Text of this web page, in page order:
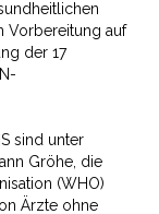
Vorbereitung auf
der 17
sind unter
Gröhe, die
(WHO)
Ärzte ohne